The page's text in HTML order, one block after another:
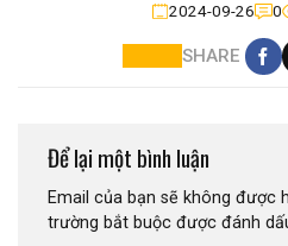
2024-09-26 0
SHARE
Để lại một bình luận
Email của bạn sẽ không được
trường bắt buộc được đánh